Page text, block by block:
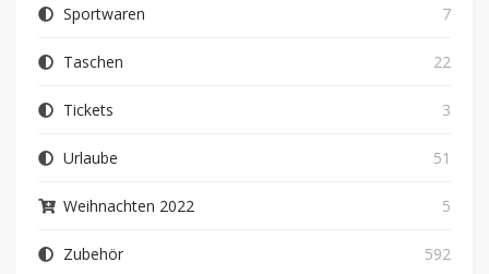
Sportwaren 7
Taschen 22
Tickets 3
Urlaube 51
Weihnachten 2022 5
Zubehör 592